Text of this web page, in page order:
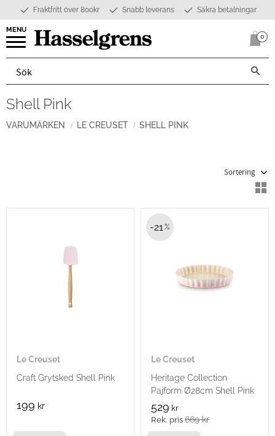
Meny
Fraktfritt över 800kr Snabb leverans Säkra betalningar
0
Shell Pink
VARUMÄRKEN LE CREUSET SHELL PINK
Le Creuset
Craft Grytsked Shell Pink
199 kr
Le Creuset
Heritage Collection
Pajform Ø28cm Shell Pink
529 kr
669kr
21 %